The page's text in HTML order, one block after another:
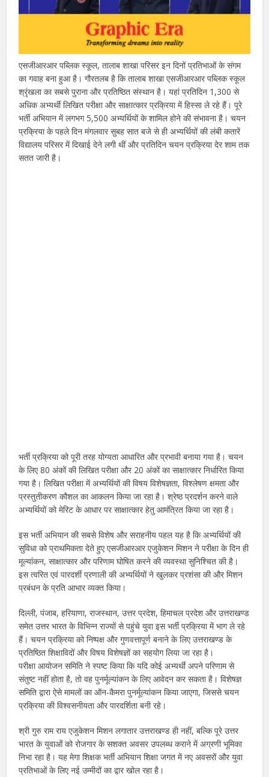
एसजीआरआर पब्लिक स्कूल, तालाब शाखा परिसर इन दिनों प्रतिभाओं के संगम
का गवाह बना हुआ है। गौरतलब है कि तालाब शाखा एसजीआरआर पब्लिक स्कूल
श्रृंखला का सबसे पुराना और प्रतिष्ठित संस्थान है। यहां प्रतिदिन 1,300 से
अधिक अभ्यर्थी लिखित परीक्षा और साक्षात्कार प्रक्रिया में हिस्सा ले रहे हैं। पूरे
भर्ती अभियान में लगभग 5,500 अभ्यर्थियों के शामिल होने की संभावना है। चयन
प्रक्रिया के पहले दिन मंगलवार सुबह सात बजे से ही अभ्यर्थियों की लंबी कतारें
विद्यालय परिसर में दिखाई देने लगी थीं और प्रतिदिन चयन प्रक्रिया देर शाम तक
सतत जारी है।
भर्ती प्रक्रिया को पूरी तरह योग्यता आधारित और प्रभावी बनाया गया है। चयन
के लिए 80 अंकों की लिखित परीक्षा और 20 अंकों का साक्षात्कार निर्धारित किया
गया है। लिखित परीक्षा में अभ्यर्थियों की विषय विशेषज्ञता, विश्लेषण क्षमता और
प्रस्तुतीकरण कौशल का आकलन किया जा रहा है। श्रेष्ठ प्रदर्शन करने वाले
अभ्यर्थियों को मेरिट के आधार पर साक्षात्कार हेतु आमंत्रित किया जा रहा है।
इस भर्ती अभियान की सबसे विशेष और सराहनीय पहल यह है कि अभ्यर्थियों की
सुविधा को प्राथमिकता देते हुए एसजीआरआर एजुकेशन मिशन ने परीक्षा के दिन ही
मूल्यांकन, साक्षात्कार और परिणाम घोषित करने की व्यवस्था सुनिश्चित की है।
इस त्वरित एवं पारदर्शी प्रणाली की अभ्यर्थियों ने खुलकर प्रशंसा की और मिशन
प्रबंधन के प्रति आभार व्यक्त किया।
दिल्ली, पंजाब, हरियाणा, राजस्थान, उत्तर प्रदेश, हिमाचल प्रदेश और उत्तराखण्ड
समेत उत्तर भारत के विभिन्न राज्यों से पहुंचे युवा इस भर्ती प्रक्रिया में भाग ले रहे
हैं। चयन प्रक्रिया को निष्पक्ष और गुणवत्तापूर्ण बनाने के लिए उत्तराखण्ड के
प्रतिष्ठित शिक्षाविदों और विषय विशेषज्ञों का सहयोग लिया जा रहा है।
परीक्षा आयोजन समिति ने स्पष्ट किया कि यदि कोई अभ्यर्थी अपने परिणाम से
संतुष्ट नहीं होता है, तो वह पुनर्मूल्यांकन के लिए आवेदन कर सकता है। विशेषज्ञ
समिति द्वारा ऐसे मामलों का ऑन-कैमरा पुनर्मूल्यांकन किया जाएगा, जिससे चयन
प्रक्रिया की विश्वसनीयता और पारदर्शिता बनी रहे।
श्री गुरु राम राय एजुकेशन मिशन लगातार उत्तराखण्ड ही नहीं, बल्कि पूरे उत्तर
भारत के युवाओं को रोजगार के सशक्त अवसर उपलब्ध कराने में अग्रणी भूमिका
निभा रहा है। यह मेगा शिक्षक भर्ती अभियान शिक्षा जगत में नए अवसरों और युवा
प्रतिभाओं के लिए नई उम्मीदों का द्वार खोल रहा है।